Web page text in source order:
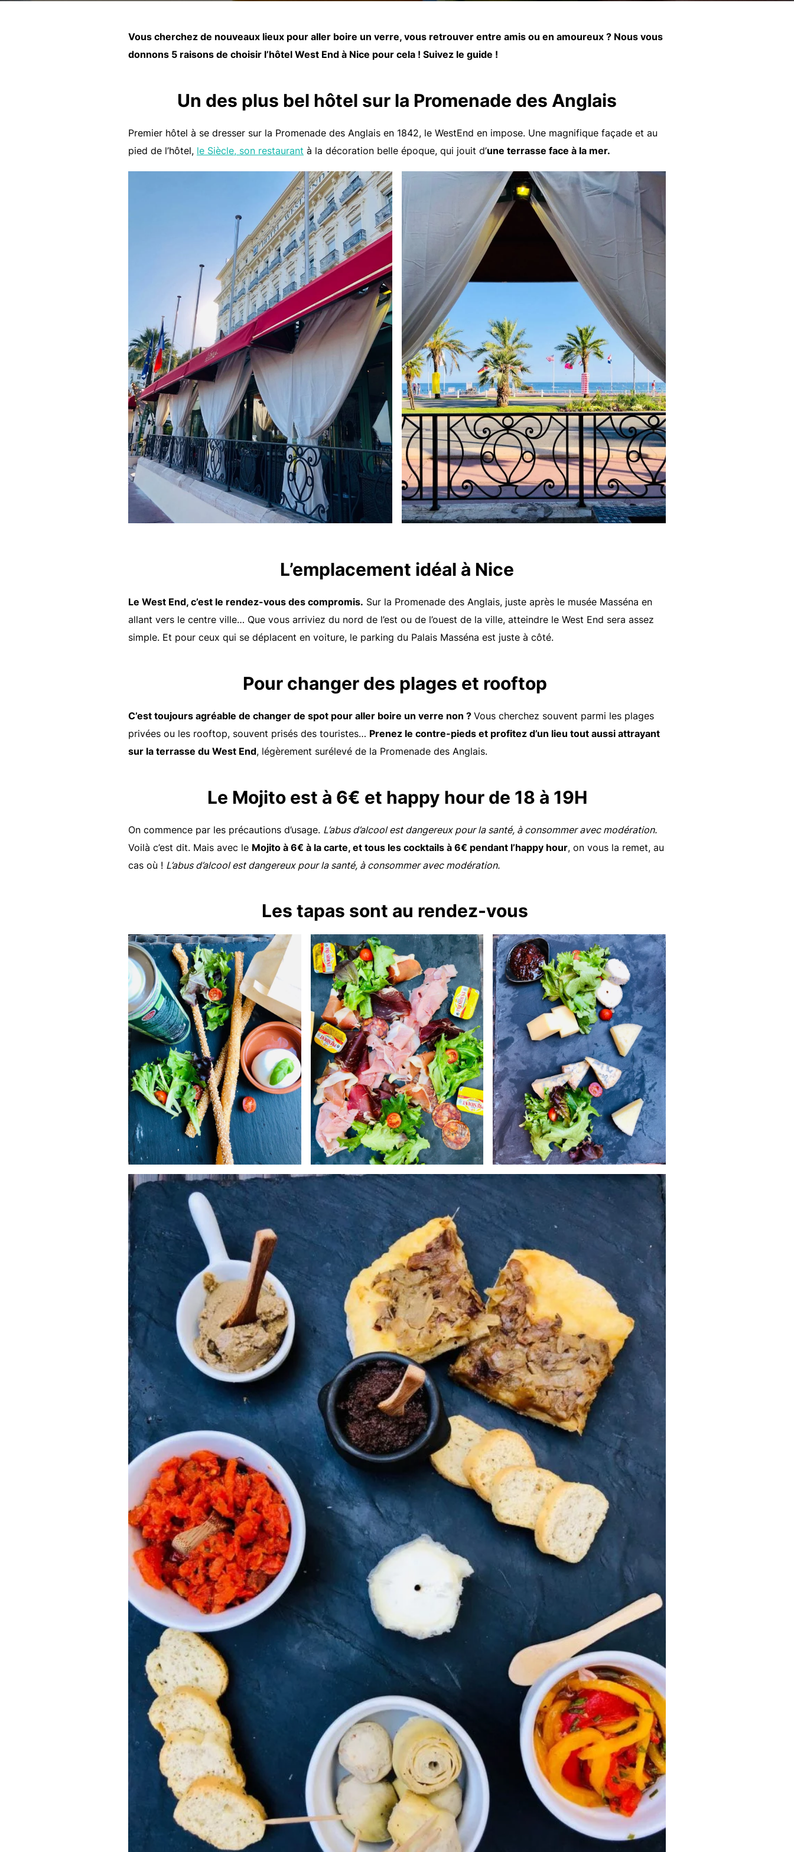
Vous cherchez de nouveaux lieux pour aller boire un verre, vous retrouver entre amis ou en amoureux ? Nous vous
donnons 5 raisons de choisir l’hôtel West End à Nice pour cela ! Suivez le guide !
Un des plus bel hôtel sur la Promenade des Anglais
Premier hôtel à se dresser sur la Promenade des Anglais en 1842, le WestEnd en impose. Une magnifique façade et au
pied de l’hôtel, le Siècle, son restaurant à la décoration belle époque, qui jouit d’une terrasse face à la mer.
L’emplacement idéal à Nice
Le West End, c’est le rendez-vous des compromis. Sur la Promenade des Anglais, juste après le musée Masséna en
allant vers le centre ville… Que vous arriviez du nord de l’est ou de l’ouest de la ville, atteindre le West End sera assez
simple. Et pour ceux qui se déplacent en voiture, le parking du Palais Masséna est juste à côté.
Pour changer des plages et rooftop
C’est toujours agréable de changer de spot pour aller boire un verre non ? Vous cherchez souvent parmi les plages
privées ou les rooftop, souvent prisés des touristes… Prenez le contre-pieds et profitez d’un lieu tout aussi attrayant
sur la terrasse du West End, légèrement surélevé de la Promenade des Anglais.
Le Mojito est à 6€ et happy hour de 18 à 19H
On commence par les précautions d’usage. L’abus d’alcool est dangereux pour la santé, à consommer avec modération.
Voilà c’est dit. Mais avec le Mojito à 6€ à la carte, et tous les cocktails à 6€ pendant l’happy hour, on vous la remet, au
cas où ! L’abus d’alcool est dangereux pour la santé, à consommer avec modération.
Les tapas sont au rendez-vous